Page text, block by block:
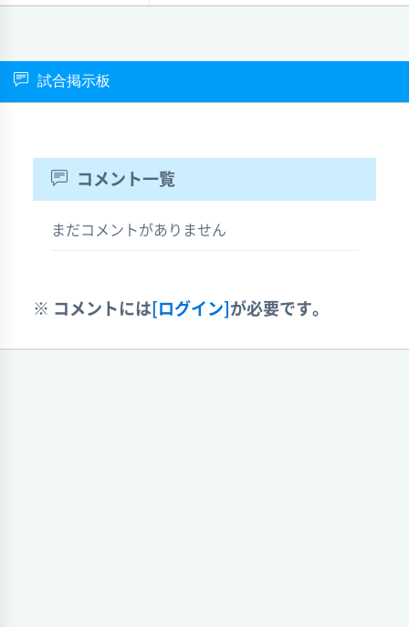
試合掲示板
コメント一覧
まだコメントがありません
※ コメントには [ログイン] が必要です。